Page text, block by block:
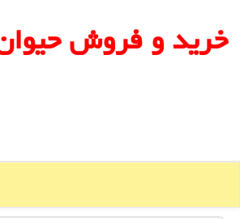
خرید و فروش